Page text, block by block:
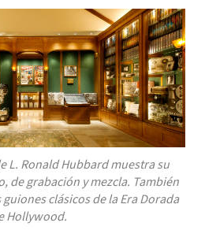
L. Ronald Hubbard muestra su
de grabación y mezcla. También
clásicos de la Era Dorada
Hollywood.